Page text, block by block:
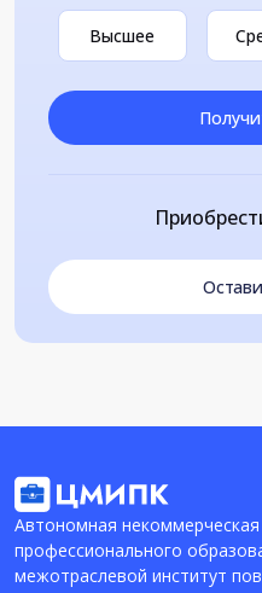
Высшее
Автономная
профессионального
межотраслевой институт